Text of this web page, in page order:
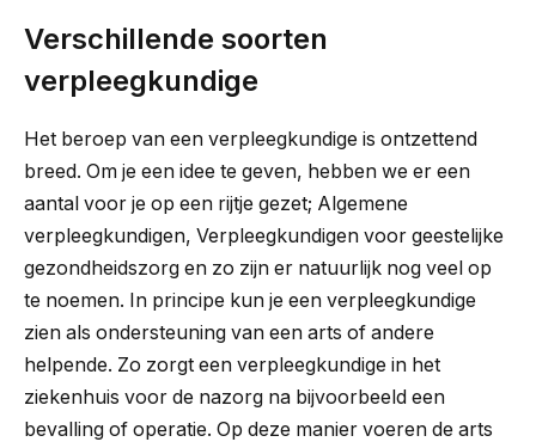
Verschillende soorten
verpleegkundige
Het beroep van een verpleegkundige is ontzettend
breed. Om je een idee te geven, hebben we er een
aantal voor je op een rijtje gezet; Algemene
verpleegkundigen, Verpleegkundigen voor geestelijke
gezondheidszorg en zo zijn er natuurlijk nog veel op
te noemen. In principe kun je een verpleegkundige
zien als ondersteuning van een arts of andere
helpende. Zo zorgt een verpleegkundige in het
ziekenhuis voor de nazorg na bijvoorbeeld een
bevalling of operatie. Op deze manier voeren de arts